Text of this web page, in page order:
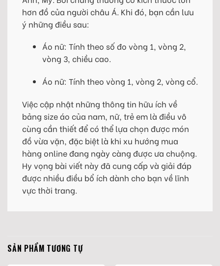
hơn đồ của người châu Á. Khi đó, bạn cần lưu
ý những điều sau:
Áo nữ: Tính theo số đo vòng 1, vòng 2,
vòng 3, chiều cao.
Áo nữ: Tính theo vòng 1, vòng 2, vòng cổ.
Việc cập nhật những thông tin hữu ích về
bảng size áo của nam, nữ, trẻ em là điều vô
cùng cần thiết để có thể lựa chọn được món
đồ vừa vặn, đặc biệt là khi xu hướng mua
hàng online đang ngày càng được ưa chuộng.
Hy vọng bài viết này đã cung cấp và giải đáp
được nhiều điều bổ ích dành cho bạn về lĩnh
vực thời trang.
SẢN PHẨM TƯƠNG TỰ